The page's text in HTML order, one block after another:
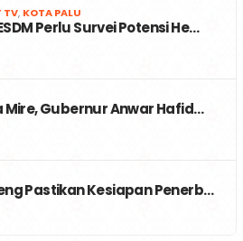
TV, KOTA PALU
Perlu Survei Potensi He…
Mire, Gubernur Anwar Hafid…
Pastikan Kesiapan Penerb…